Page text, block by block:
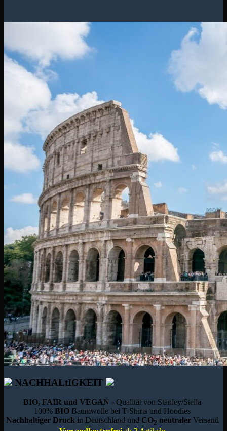
NACHHALtIGKEIT
BIO, FAIR und VEGAN - Qualität von Stanley/Stella
100%BIO Baumwolle bei T-Shirts und Hoodies
Nachhaltiger Druck in Deutschland und CO2 neutraler Versand